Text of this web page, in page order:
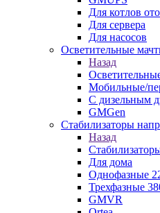
Для котлов
Для сервера
Для насосов
Осветительные
Назад
Мобильные/
С дизельным
GMGen
Стабилизаторы
Назад
Для дома
Однофазные
Трехфазные
GMVR